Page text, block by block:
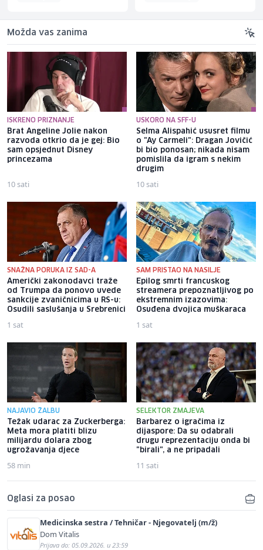
Možda vas zanima
ISKRENO PRIZNANJE
Brat Angeline Jolie nakon
razvoda otkrio da je gej: Bio
sam opsjednut Disney
princezama
10 sati
USKORO NA SFF-U
Selma Alispahić ususret filmu
o "Ay Carmeli": Dragan Jovičić
bi bio ponosan; nikada nisam
pomislila da igram s nekim
drugim
10 sati
SNAŽNA PORUKA IZ SAD-A
Američki zakonodavci traže
od Trumpa da ponovo uvede
sankcije zvaničnicima u RS-u:
Osudili saslušanja u Srebrenici
1 sat
SAM PRISTAO NA NASILJE
Epilog smrti francuskog
streamera prepoznatljivog po
ekstremnim izazovima:
Osuđena dvojica muškaraca
1 sat
NAJAVIO ŽALBU
Težak udarac za Zuckerberga:
Meta mora platiti blizu
milijardu dolara zbog
ugrožavanja djece
58 min
SELEKTOR ZMAJEVA
Barbarez o igračima iz
dijaspore: Da su odabrali
drugu reprezentaciju onda bi
"birali", a ne pripadali
11 sati
Oglasi za posao
Medicinska sestra / Tehničar - Njegovatelj (m/ž)
Dom Vitalis
Prijava do: 05.09.2026. u 23:59